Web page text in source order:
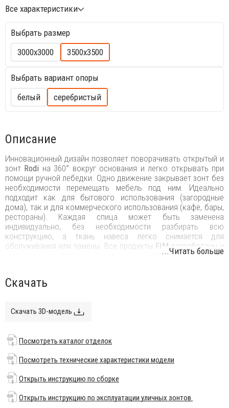
Все характеристики
Выбрать размер
3000х3000
3500х3500
Выбрать вариант опоры
белый
серебристый
Описание
Инновационный дизайн позволяет поворачивать открытый и
зонт Rodi на 360° вокруг основания и легко открывать при
помощи ручной лебедки. Одно движение закрывает зонт без
необходимости перемещать мебель под ним. Идеально
подходит как для бытового использования (загородные
дома), так и для коммерческого использования (кафе, бары,
рестораны). Каждая спица может быть заменена
индивидуально, без необходимости разбирать всю
конструкцию, а ткань навеса легко снимается для
обслуживания или замены. Все продукты FIMразработаны и
изготовлены в Италии с использованием лучших материалов
условиях окружающей среды.
волана, с вентиляцией), ткани micro-mesh (ПВХ-сетка, без
волана, без вентиляции), airfim (водонепроницаемая, с
воланом и вентиляционным отверстием).
каталог отделок
Опора 76х76 мм выполнена из алюминия с порошковым
покрытием.
...Читать больше
Скачать
Скачать 3D-модель
Посмотреть каталог отделок
Посмотреть технические характеристики модели
Открыть инструкцию по сборке
Открыть инструкцию по эксплуатации уличных зонтов.